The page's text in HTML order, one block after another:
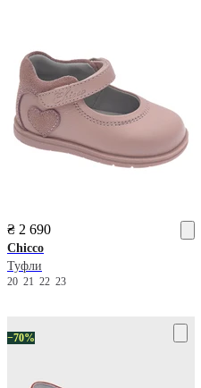
₴ 2 690
Chicco
Туфли
20 21 22 23
−70%